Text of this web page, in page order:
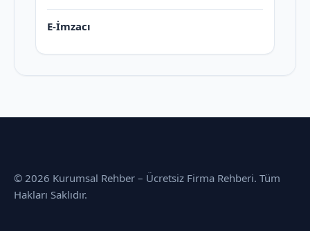
E-İmzacı
© 2026 Kurumsal Rehber – Ücretsiz Firma Rehberi. Tüm
Hakları Saklıdır.